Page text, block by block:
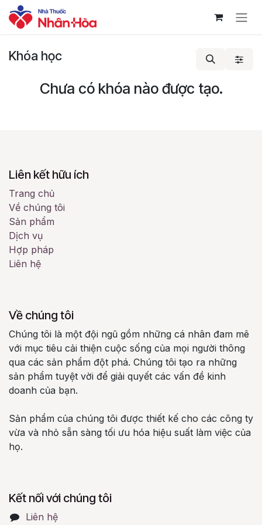
Bỏ qua để đến Nội dung
Khóa học
Chưa có khóa nào được tạo.
Liên kết hữu ích
Trang chủ
Về chúng tôi
Sản phẩm
Dịch vụ
Hợp pháp
Liên hệ
Về chúng tôi
Chúng tôi là một đội ngũ gồm những cá nhân đam mê
với mục tiêu cải thiện cuộc sống của mọi người thông
qua các sản phẩm đột phá. Chúng tôi tạo ra những
sản phẩm tuyệt vời để giải quyết các vấn đề kinh
doanh của bạn.
Sản phẩm của chúng tôi được thiết kế cho các công ty
vừa và nhỏ sẵn sàng tối ưu hóa hiệu suất làm việc của
họ.
Kết nối với chúng tôi
Liên hệ